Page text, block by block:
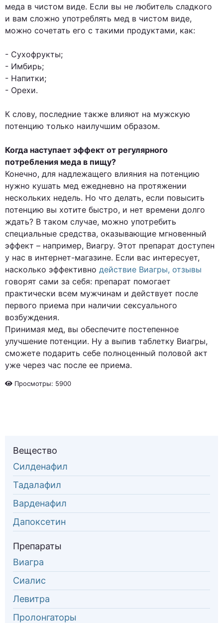
меда в чистом виде. Если вы не любитель сладкого
и вам сложно употреблять мед в чистом виде,
можно сочетать его с такими продуктами, как:
- Сухофрукты;
- Имбирь;
- Напитки;
- Орехи.
К слову, последние также влияют на мужскую
потенцию только наилучшим образом.
Когда наступает эффект от регулярного
потребления меда в пищу?
Конечно, для надлежащего влияния на потенцию
нужно кушать мед ежедневно на протяжении
нескольких недель. Но что делать, если повысить
потенцию вы хотите быстро, и нет времени долго
ждать? В таком случае, можно употребить
специальные средства, оказывающие мгновенный
эффект – например, Виагру. Этот препарат доступен
у нас в интернет-магазине. Если вас интересует,
насколько эффективно действие Виагры, отзывы
говорят сами за себя: препарат помогает
практически всем мужчинам и действует после
первого приема при наличии сексуального
возбуждения.
Принимая мед, вы обеспечите постепенное
улучшение потенции. Ну а выпив таблетку Виагры,
сможете подарить себе полноценный половой акт
уже через час после ее приема.
Просмотры: 5900
Вещество
Силденафил
Тадалафил
Варденафил
Дапоксетин
Препараты
Виагра
Сиалис
Левитра
Пролонгаторы